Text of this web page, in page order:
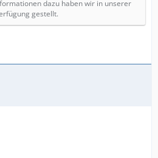
dazu haben wir in unserer
gestellt.